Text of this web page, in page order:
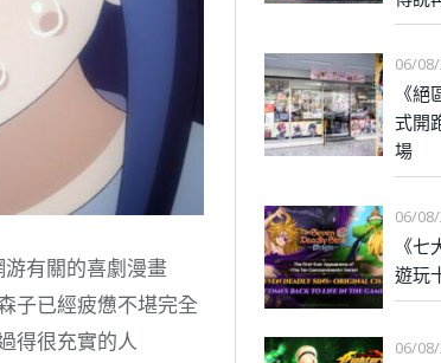
有關的喜劇漫畫
子已經疲憊不堪完全
得很充實的人
06/
《
式開
場
06/
《
遊玩
06/